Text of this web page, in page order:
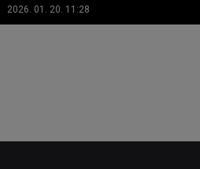
2026. 01. 20. 11:28